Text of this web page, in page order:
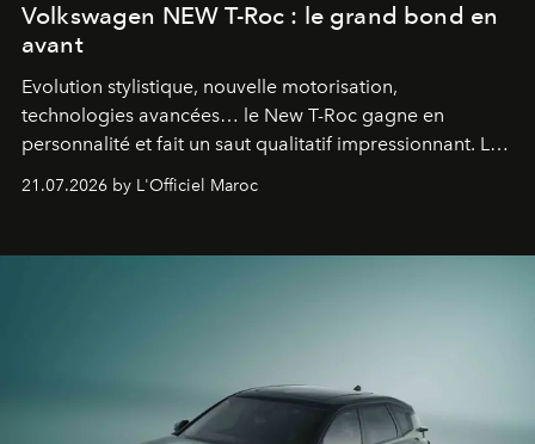
Volkswagen NEW T-Roc : le grand bond en
avant
Evolution stylistique, nouvelle motorisation,
technologies avancées… le New T-Roc gagne en
personnalité et fait un saut qualitatif impressionnant. Le
constructeur allemand a revu en profondeur son SUV
fétiche pour le rendre plus premium. Et le pari semble
21.07.2026 by L'Officiel Maroc